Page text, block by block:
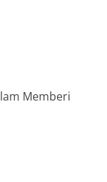
Memberi